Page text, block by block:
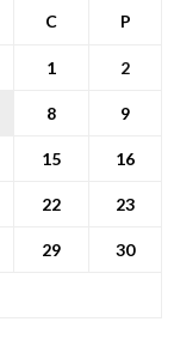
C P
1 2
8 9
15 16
22 23
29 30